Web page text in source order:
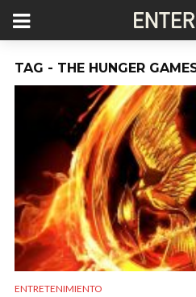
TAG - THE HUNGER
ENTRETENIMIENTO